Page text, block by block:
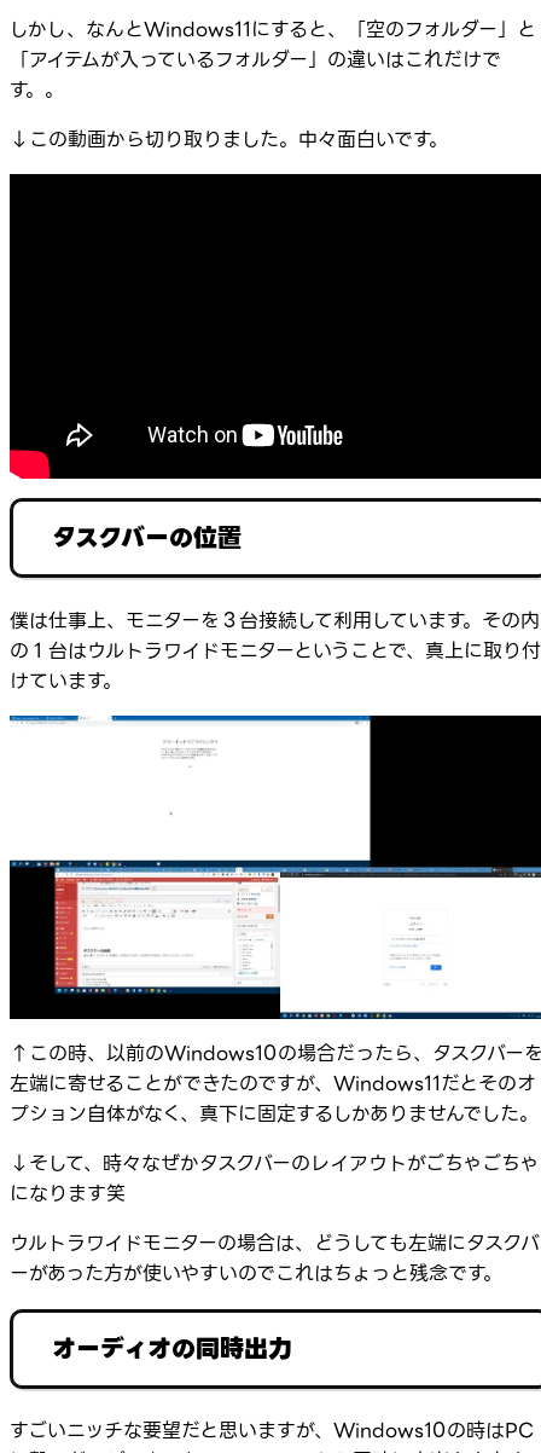
しかし、なんとWindows11にすると、「空のフォルダー」と
「アイテムが入っているフォルダー」の違いはこれだけで
す。。
↓この動画から切り取りました。中々面白いです。
タスクバーの位置
僕は仕事上、モニターを３台接続して利用しています。その内
の１台はウルトラワイドモニターということで、真上に取り付
けています。
↑この時、以前のWindows10の場合だったら、タスクバー
左端に寄せることができたのですが、Windows11だとそのオ
プション自体がなく、真下に固定するしかありませんでした。
↓そして、時々なぜかタスクバーのレイアウトがごちゃごちゃ
になります笑
ウルトラワイドモニターの場合は、どうしても左端にタスクバ
ーがあった方が使いやすいのでこれはちょっと残念です。
オーディオの同時出力
すごいニッチな要望だと思いますが、Windows10の時はPC